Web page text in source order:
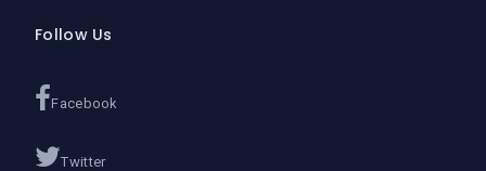
Follow Us
Facebook
Twitter